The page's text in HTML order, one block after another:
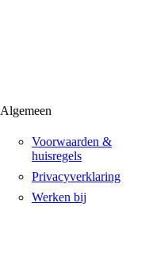
Algemeen
Voorwaarden &
huisregels
Privacyverklaring
Werken bij